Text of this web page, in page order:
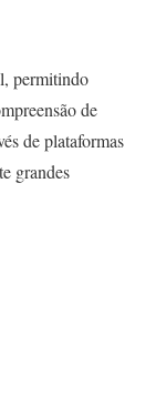
permitindo
de
de plataformas
grandes